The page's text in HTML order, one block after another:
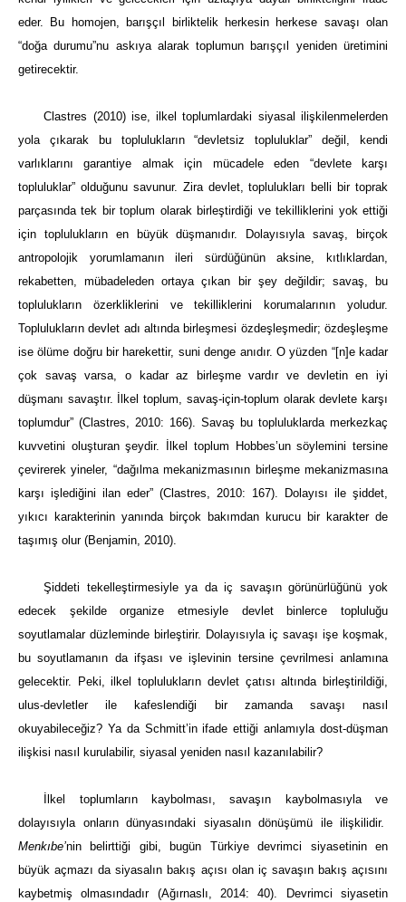
eder. Bu homojen, barışçıl birliktelik herkesin herkese savaşı olan
“doğa durumu”nu askıya alarak toplumun barışçıl yeniden üretimini
getirecektir.
Clastres (2010) ise, ilkel toplumlardaki siyasal ilişkilenmelerden
yola çıkarak bu toplulukların “devletsiz topluluklar” değil, kendi
varlıklarını garantiye almak için mücadele eden “devlete karşı
topluluklar” olduğunu savunur. Zira devlet, toplulukları belli bir toprak
parçasında tek bir toplum olarak birleştirdiği ve tekilliklerini yok ettiği
için toplulukların en büyük düşmanıdır. Dolayısıyla savaş, birçok
antropolojik yorumlamanın ileri sürdüğünün aksine, kıtlıklardan,
rekabetten, mübadeleden ortaya çıkan bir şey değildir; savaş, bu
toplulukların özerkliklerini ve tekilliklerini korumalarının yoludur.
Toplulukların devlet adı altında birleşmesi özdeşleşmedir; özdeşleşme
ise ölüme doğru bir harekettir, suni denge anıdır. O yüzden “[n]e kadar
çok savaş varsa, o kadar az birleşme vardır ve devletin en iyi
düşmanı savaştır. İlkel toplum, savaş-için-toplum olarak devlete karşı
toplumdur” (Clastres, 2010: 166). Savaş bu topluluklarda merkezkaç
kuvvetini oluşturan şeydir. İlkel toplum Hobbes’un söylemini tersine
çevirerek yineler, “dağılma mekanizmasının birleşme mekanizmasına
karşı işlediğini ilan eder” (Clastres, 2010: 167). Dolayısı ile şiddet,
yıkıcı karakterinin yanında birçok bakımdan kurucu bir karakter de
taşımış olur (Benjamin, 2010).
Şiddeti tekelleştirmesiyle ya da iç savaşın görünürlüğünü yok
edecek şekilde organize etmesiyle devlet binlerce topluluğu
soyutlamalar düzleminde birleştirir. Dolayısıyla iç savaşı işe koşmak,
bu soyutlamanın da ifşası ve işlevinin tersine çevrilmesi anlamına
gelecektir. Peki, ilkel toplulukların devlet çatısı altında birleştirildiği,
ulus-devletler ile kafeslendiği bir zamanda savaşı nasıl
okuyabileceğiz? Ya da Schmitt’in ifade ettiği anlamıyla dost-düşman
ilişkisi nasıl kurulabilir, siyasal yeniden nasıl kazanılabilir?
İlkel toplumların kaybolması, savaşın kaybolmasıyla ve
dolayısıyla onların dünyasındaki siyasalın dönüşümü ile ilişkilidir.
Menkıbe’nin belirttiği gibi, bugün Türkiye devrimci siyasetinin en
büyük açmazı da siyasalın bakış açısı olan iç savaşın bakış açısını
kaybetmiş olmasındadır (Ağırnaslı, 2014: 40). Devrimci siyasetin